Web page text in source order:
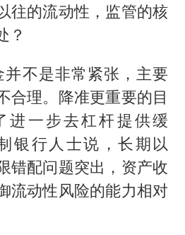
往的流动性，监管的核
？
并不是非常紧张，主要
合理。降准更重要的目
进一步去杠杆提供缓
银行人士说，长期以
错配问题突出，资产收
流动性风险的能力相对